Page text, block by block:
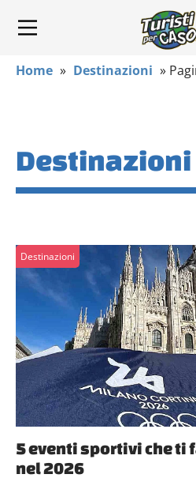
Home » Destinazioni »
Destinazioni
Destinazioni
5 eventi sportivi che ti
nel 2026